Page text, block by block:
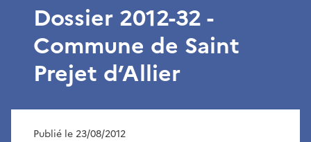
Dossier 2012-32 -
Commune de Saint
Prejet d’Allier
Publié le 23/08/2012